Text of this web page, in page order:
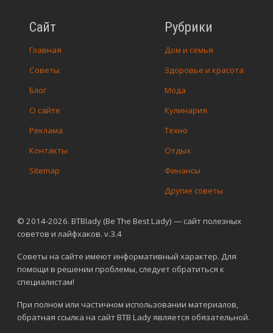
© 2014-2026. BTBlady (Be The Best Lady) — сайт полезных
советов и лайфхаков. v.3.4
Советы на сайте имеют информативный характер. Для
помощи в решении проблемы, следует обратиться к
специалистам!
При полном или частичном использовании материалов,
обратная ссылка на сайт BTB Lady является обязательной.
Сайт
Главная
Советы
Блог
О сайте
Реклама
Контакты
Sitemap
Рубрики
Дом и семья
Здоровье и красота
Мода
Кулинария
Техно
Отдых
Финансы
Другие советы